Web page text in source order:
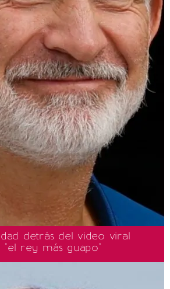
detrás del video viral
rey más guapo"